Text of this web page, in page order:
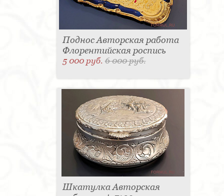
Поднос Авторская работа
Флорентийская роспись
5 000 руб.6 000 руб.
Шкатулка Авторская